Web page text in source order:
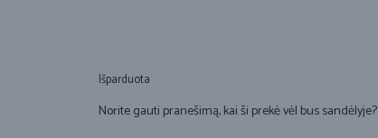
Išparduota
Norite gauti pranešimą, kai ši prekė vėl bus sandėlyje?